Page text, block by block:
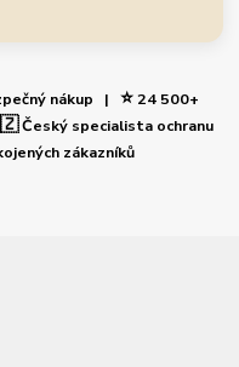
nákup | ⭐24 500+
Český specialista ochranu
zákazníků